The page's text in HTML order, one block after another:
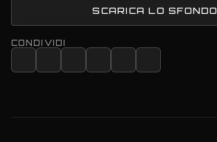
SCARICA LO SFONDO
CONDIVIDI